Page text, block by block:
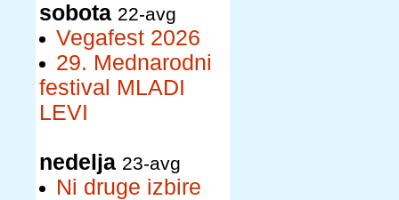
sobota 22-avg
Vegafest 2026
29. Mednarodni
festival MLADI
LEVI
nedelja 23-avg
Ni druge izbire